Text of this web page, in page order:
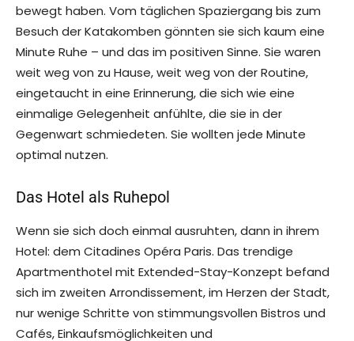
bewegt haben. Vom täglichen Spaziergang bis zum
Besuch der Katakomben gönnten sie sich kaum eine
Minute Ruhe – und das im positiven Sinne. Sie waren
weit weg von zu Hause, weit weg von der Routine,
eingetaucht in eine Erinnerung, die sich wie eine
einmalige Gelegenheit anfühlte, die sie in der
Gegenwart schmiedeten. Sie wollten jede Minute
optimal nutzen.
Das Hotel als Ruhepol
Wenn sie sich doch einmal ausruhten, dann in ihrem
Hotel: dem Citadines Opéra Paris. Das trendige
Apartmenthotel mit Extended-Stay-Konzept befand
sich im zweiten Arrondissement, im Herzen der Stadt,
nur wenige Schritte von stimmungsvollen Bistros und
Cafés, Einkaufsmöglichkeiten und